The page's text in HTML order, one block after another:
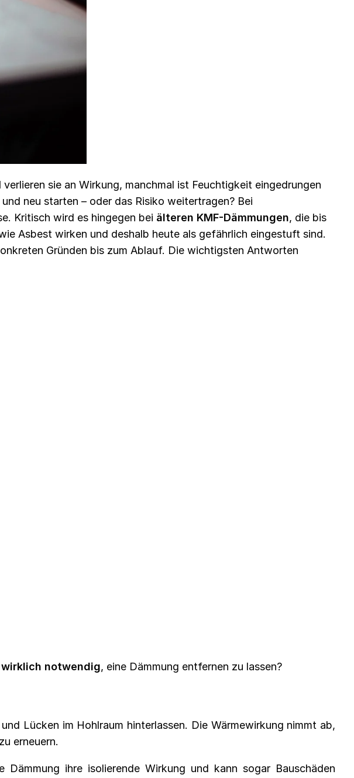
sie an Wirkung, manchmal ist Feuchtigkeit eingedrungen
neu starten – oder das Risiko weitertragen? Bei
Kritisch wird es hingegen bei älteren KMF-Dämmungen, die bis
Asbest wirken und deshalb heute als gefährlich eingestuft sind.
Gründen bis zum Ablauf. Die wichtigsten Antworten
wirklich notwendig, eine Dämmung entfernen zu lassen?
Lücken im Hohlraum hinterlassen. Die Wärmewirkung nimmt ab,
erneuern.
ihre isolierende Wirkung und kann sogar Bauschäden